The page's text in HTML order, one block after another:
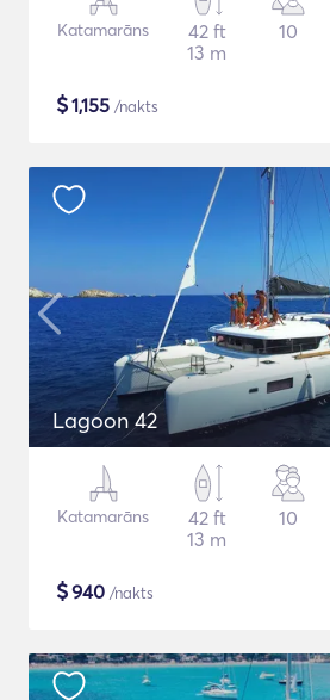
Katamarāns
42 ft
13 m
10
$1,155 /nakts
Lagoon 42
Katamarāns
42 ft
13 m
10
$940 /nakts